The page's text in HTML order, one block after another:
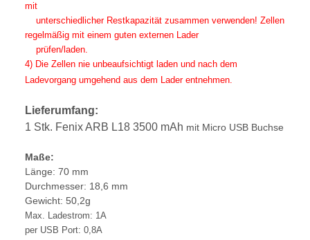
mit
unterschiedlicher Restkapazität zusammen verwenden! Zellen
regelmäßig mit einem guten externen Lader
prüfen/laden.
4) Die Zellen nie unbeaufsichtigt laden und nach dem
Ladevorgang umgehend aus dem Lader entnehmen.
Lieferumfang:
1 Stk. Fenix ARB L18 3500 mAh mit Micro USB Buchse
Maße:
Länge: 70 mm
Durchmesser: 18,6 mm
Gewicht: 50,2g
Max. Ladestrom: 1A
per USB Port: 0,8A